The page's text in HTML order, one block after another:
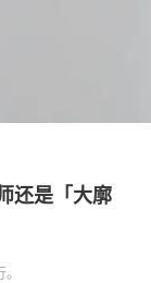
还是「大廓